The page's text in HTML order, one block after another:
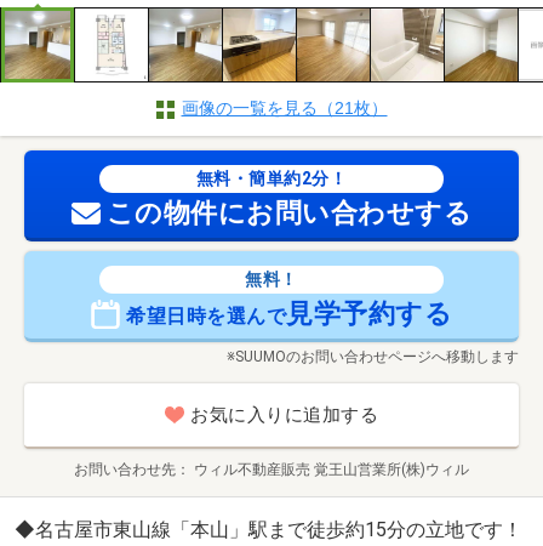
画像の一覧を見る（21枚）
無料・簡単約2分！
この物件にお問い合わせする
無料！
希望日時を選んで見学予約する
※SUUMOのお問い合わせページへ移動します
お気に入りに追加する
お問い合わせ先 ウィル不動産販売 覚王山営業所(株)ウィル
◆名古屋市東山線「本山」駅まで徒歩約15分の立地です！